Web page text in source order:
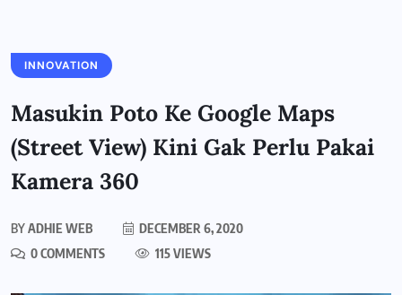
INNOVATION
Masukin Poto Ke Google Maps
(Street View) Kini Gak Perlu Pakai
Kamera 360
BYADHIE WEB
DECEMBER 6, 2020
0 COMMENTS
115 VIEWS